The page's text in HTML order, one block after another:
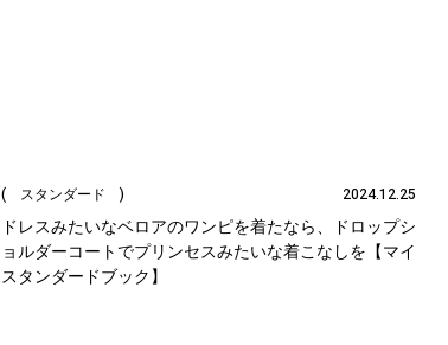
( スタンダード ) 2024.12.25
ドレスみたいなベロアのワンピを着たなら、ドロップシ
ョルダーコートでプリンセスみたいな着こなしを【マイ
スタンダードブック】